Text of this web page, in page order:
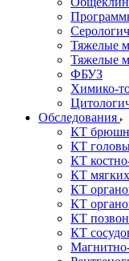
Тяжелые
Тяжелые
ФБУЗ
Химико-
Обследования
КТ
КТ
КТ
КТ
КТ
КТ
КТ
КТ